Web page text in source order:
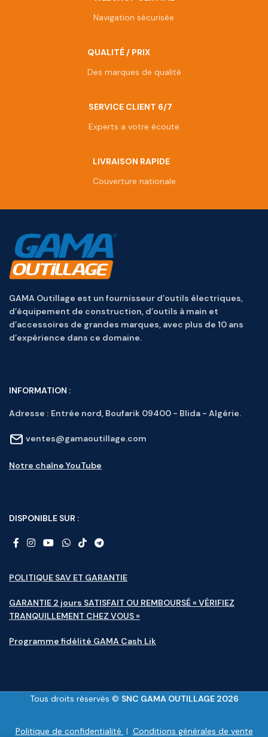
Navigation sécurisée
QUALITÉ / PRIX
Des marques de qualité
SERVICE CLIENT 6/7
Experts a votre écoute
LIVRAISON RAPIDE
Couverture nationale
GAMA Outillage est un fournisseur d’outils électriques,
d’équipement de construction, d’outils à main et
d’accessoires de grandes marques, avec plus de 10 ans
d’expérience dans ce domaine.
INFORMATION :
Adresse : Entrée nord, Boufarik 09400 - Blida - Algérie.
ventes@gamaoutillage.com
Notre chaîne YouTube
DISPONIBLE SUR :
POLITIQUE SAV ET GARANTIE
GARANTIE 2 jours SATISFAIT OU REMBOURSÉ « VÉRIFIEZ
TRANQUILLEMENT CHEZ VOUS »
Programme fidélité GAMA Cash Lik
Tous droits réservés © SNC GAMA OUTILLAGE 2026
Politique de confidentialité | Conditions générales de vente